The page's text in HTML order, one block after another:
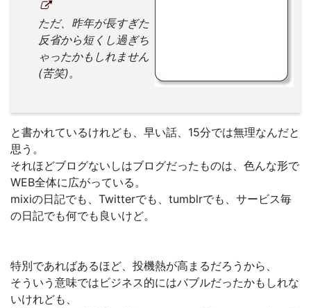
ただ、昨年が長すぎた
反省から短くし過ぎち
ゃったかもしれません
(苦笑)。
と書かれているけれども、早い話、15分では無理なんだと
思う。
それほどブログないしはブログだったものは、色んな形で
WEB全体に広がっている。
mixiの日記でも、Twitterでも、tumblrでも、サービス毎
の日記でも何でも良いけど。
特別であればあるほど、投機熱が高まるだろうから、
そういう意味ではビジネス的にはバブルだったかもしれな
いけれども、